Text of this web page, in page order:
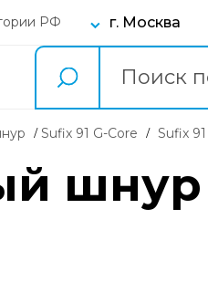
РФ г. Москва
Sufix 91 G-Core Sufix
шнур